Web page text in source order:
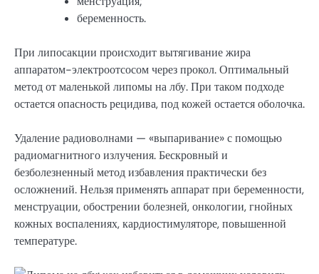
беременность.
При липосакции происходит вытягивание жира
аппаратом-электроотсосом через прокол. Оптимальный
метод от маленькой липомы на лбу. При таком подходе
остается опасность рецидива, под кожей остается оболочка.
Удаление радиоволнами — «выпаривание» с помощью
радиомагнитного излучения. Бескровный и
безболезненный метод избавления практически без
осложнений. Нельзя применять аппарат при беременности,
менструации, обострении болезней, онкологии, гнойных
кожных воспалениях, кардиостимуляторе, повышенной
температуре.